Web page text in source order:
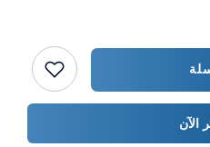
الآن